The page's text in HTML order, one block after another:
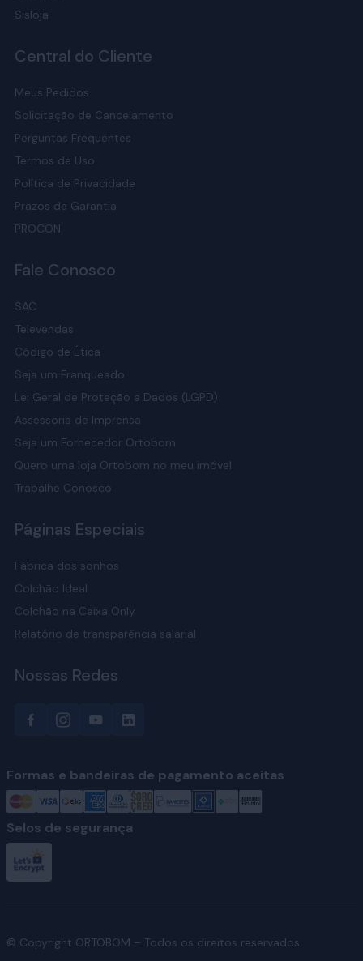
Sisloja
Central do Cliente
Meus Pedidos
Solicitação de Cancelamento
Perguntas Frequentes
Termos de Uso
Política de Privacidade
Prazos de Garantia
PROCON
Fale Conosco
SAC
Televendas
Código de Ética
Seja um Franqueado
Lei Geral de Proteção a Dados (LGPD)
Assessoria de Imprensa
Seja um Fornecedor Ortobom
Quero uma loja Ortobom no meu imóvel
Trabalhe Conosco
Páginas Especiais
Fábrica dos sonhos
Colchão Ideal
Colchão na Caixa Only
Relatório de transparência salarial
Nossas Redes
Formas e bandeiras de pagamento aceitas
Selos de segurança
© Copyright ORTOBOM – Todos os direitos reservados.